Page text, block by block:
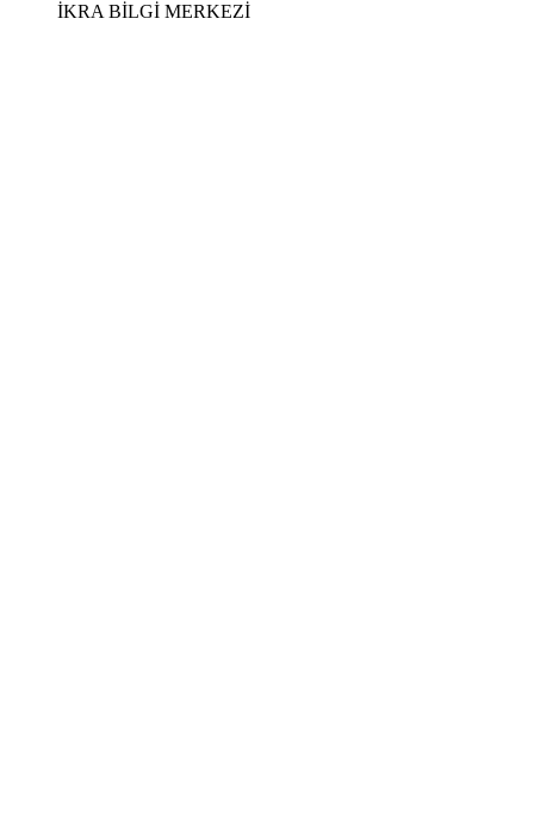
İKRA BİLGİ MERKEZİ